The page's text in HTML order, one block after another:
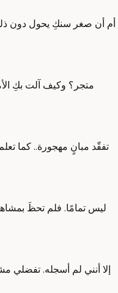
متجر؟ وكيف آلت بكِ
تفقّد مبانٍ مهجورة.. كما
ليس تمامًا. فلم تحظَ
إلا أنني لم أسجله. تفضلي